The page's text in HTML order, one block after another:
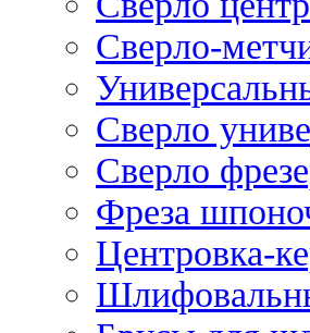
Сверло-
Сверло
Сверло
Фреза
Центровка-